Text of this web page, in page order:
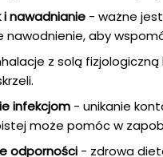
nawadnianie - ważne
nawodnienie, aby
z solą
infekcjom - unikanie
może pomóc w
odporności - zdrowa